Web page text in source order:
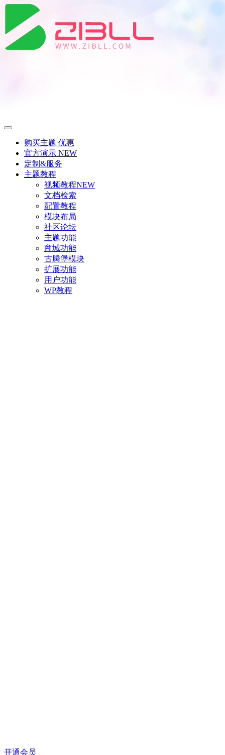
购买主题 优惠
官方演示 NEW
定制&服务
主题教程
视频教程NEW
文档检索
配置教程
模块布局
社区论坛
主题功能
商城功能
古腾堡模块
扩展功能
用户功能
WP教程
开通会员